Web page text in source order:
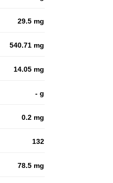
29.5 mg
540.71 mg
14.05 mg
- g
0.2 mg
132
78.5 mg